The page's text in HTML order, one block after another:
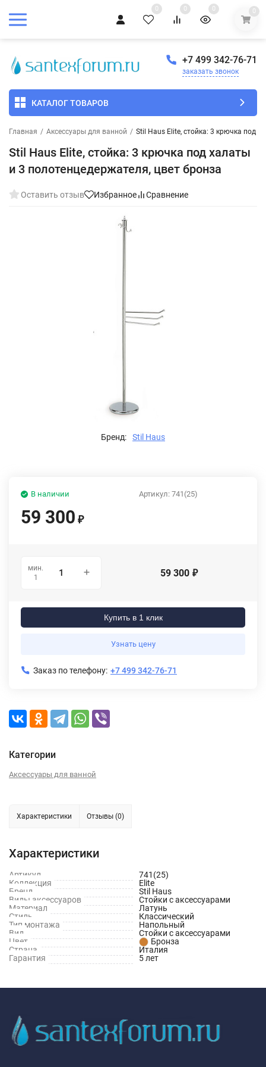
0 0 0 0
+7 499 342-76-71
заказать звонок
КАТАЛОГ ТОВАРОВ
Главная / Аксессуары для ванной / Stil Haus Elite, стойка: 3 крючка под
Stil Haus Elite, стойка: 3 крючка под халаты
и 3 полотенцедержателя, цвет бронза
Оставить отзыв Избранное Сравнение
Бренд: Stil Haus
Артикул: 741(25)
В наличии
59 300 ₽
мин.
1
59 300 ₽
Купить в 1 клик
Узнать цену
Заказ по телефону: +7 499 342-76-71
Категории
Аксессуары для ванной
Характеристики Отзывы (0)
Характеристики
Артикул
741(25)
Коллекция
Elite
Бренд
Stil Haus
Виды аксессуаров
Стойки с аксессуарами
Материал
Латунь
Стиль
Классический
Тип монтажа
Напольный
Вид
Стойки с аксессуарами
Цвет
Бронза
Страна
Италия
Гарантия
5 лет